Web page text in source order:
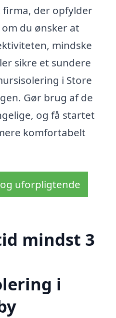
der opfylder
du ønsker at
mindske
sikre et sundere
i Store
Gør brug af de
og få startet
komfortabelt
uforpligtende
mindst 3
i